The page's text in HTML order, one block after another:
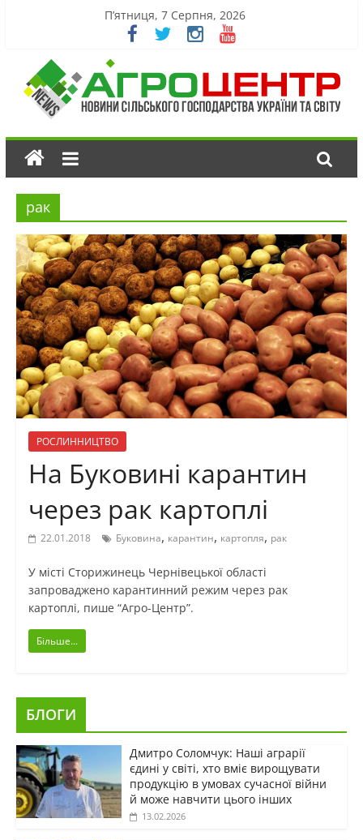
П’ятниця, 7 Серпня, 2026
рак
РОСЛИННИЦТВО
На Буковині карантин
через рак картоплі
22.01.2018 Буковина, карантин, картопля, рак
У місті Сторижинець Чернівецької області
запроваджено карантинний режим через рак
картоплі, пише “Агро-Центр”.
Більше...
БЛОГИ
Дмитро Соломчук: Наші аграрії
єдині у світі, хто вміє вирощувати
продукцію в умовах сучасної війни
й може навчити цього інших
13.02.2026